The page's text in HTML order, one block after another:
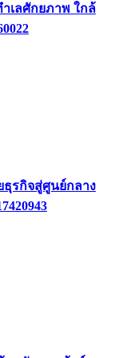
เลศักยภาพ ใกล้
รกิจสู่ศูนย์กลาง